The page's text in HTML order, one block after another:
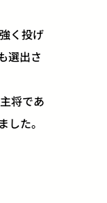
く投げ
選出さ
将であ
た。